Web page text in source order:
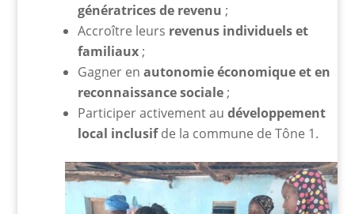
génératrices de revenu ;
Accroître leurs revenus individuels et
familiaux ;
Gagner enautonomie économique et en
reconnaissance sociale ;
Participer activement audéveloppement
local inclusifde la commune de Tône 1.